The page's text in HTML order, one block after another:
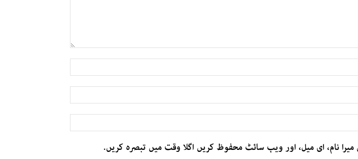
نام، ای میل، اور ویب سائٹ محفوظ کریں اگلا وقت میں تبصرہ کریں.